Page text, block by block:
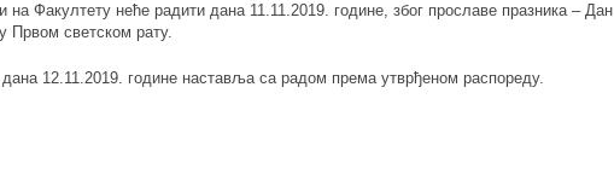
на Факултету неће радити дана 11.11.2019. године, због прославе празника – Дан
Првом светском рату.
12.11.2019. године наставља са радом према утврђеном распореду.